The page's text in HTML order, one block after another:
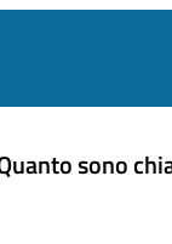
sono